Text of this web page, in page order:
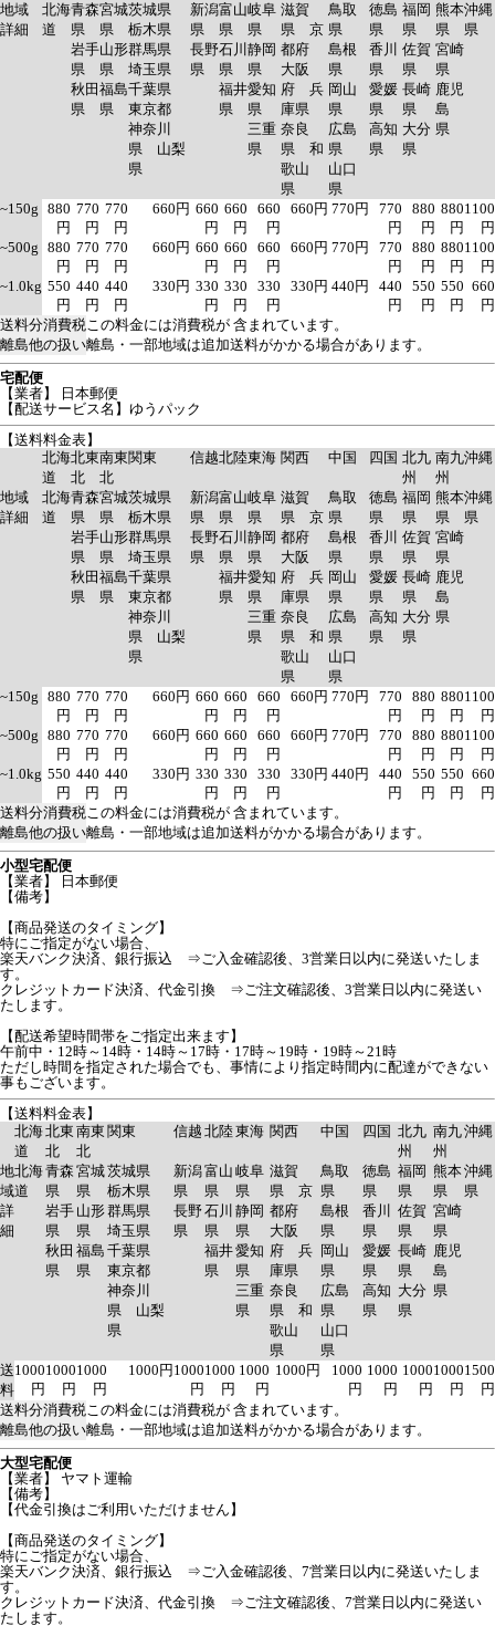
地域
詳細
北海
道
青森
県
岩手
県
秋田
県
宮城
県
山形
県
福島
県
茨城県
栃木県
群馬県
埼玉県
千葉県
東京都
神奈川
県 山梨
県
新潟
県
長野
県
富山
県
石川
県
福井
県
岐阜
県
静岡
県
愛知
県
三重
県
滋賀
県 京
都府
大阪
府 兵
庫県
奈良
県 和
歌山
県
鳥取
県
島根
県
岡山
県
広島
県
山口
県
徳島
県
香川
県
愛媛
県
高知
県
福岡
県
佐賀
県
長崎
県
大分
県
熊本
県
宮崎
県
鹿児
島
県
沖縄
県
~150g 880
円
770
円
770
円
660円 660
円
660
円
660
円
660円 770円
770
円
880
円
880
円
1100
円
~500g 880
円
770
円
770
円
660円 660
円
660
円
660
円
660円 770円
770
円
880
円
880
円
1100
円
~1.0kg 550
円
440
円
440
円
330円 330
円
330
円
330
円
330円 440円
440
円
550
円
550
円
660
円
送料分消費税この料金には消費税が 含まれています。
離島他の扱い離島・一部地域は追加送料がかかる場合があります。
宅配便
【業者】 日本郵便
【配送サービス名】ゆうパック
【送料料金表】
北海
道
北東
北
南東
北
関東 信越北陸東海 関西 中国 四国 北九
州
南九
州
沖縄
地域
詳細
北海
道
青森
県
岩手
県
秋田
県
宮城
県
山形
県
福島
県
茨城県
栃木県
群馬県
埼玉県
千葉県
東京都
神奈川
県 山梨
県
新潟
県
長野
県
富山
県
石川
県
福井
県
岐阜
県
静岡
県
愛知
県
三重
県
滋賀
県 京
都府
大阪
府 兵
庫県
奈良
県 和
歌山
県
鳥取
県
島根
県
岡山
県
広島
県
山口
県
徳島
県
香川
県
愛媛
県
高知
県
福岡
県
佐賀
県
長崎
県
大分
県
熊本
県
宮崎
県
鹿児
島
県
沖縄
県
~150g 880
円
770
円
770
円
660円 660
円
660
円
660
円
660円 770円
770
円
880
円
880
円
1100
円
~500g 880
円
770
円
770
円
660円 660
円
660
円
660
円
660円 770円
770
円
880
円
880
円
1100
円
~1.0kg 550
円
440
円
440
円
330円 330
円
330
円
330
円
330円 440円
440
円
550
円
550
円
660
円
送料分消費税この料金には消費税が 含まれています。
離島他の扱い離島・一部地域は追加送料がかかる場合があります。
小型宅配便
【業者】 日本郵便
【備考】
【商品発送のタイミング】
特にご指定がない場合、
楽天バンク決済、銀行振込 ⇒ご入金確認後、3営業日以内に発送いたしま
す。
クレジットカード決済、代金引換 ⇒ご注文確認後、3営業日以内に発送い
たします。
【配送希望時間帯をご指定出来ます】
午前中・12時～14時・14時～17時・17時～19時・19時～21時
ただし時間を指定された場合でも、事情により指定時間内に配達ができない
事もございます。
【送料料金表】
北海
道
北東
北
南東
北
関東 信越 北陸東海 関西 中国 四国 北九
州
南九
州
沖縄
地
域
詳
細
北海
道
青森
県
岩手
県
秋田
県
宮城
県
山形
県
福島
県
茨城県
栃木県
群馬県
埼玉県
千葉県
東京都
神奈川
県 山梨
県
新潟
県
長野
県
富山
県
石川
県
福井
県
岐阜
県
静岡
県
愛知
県
三重
県
滋賀
県 京
都府
大阪
府 兵
庫県
奈良
県 和
歌山
県
鳥取
県
島根
県
岡山
県
広島
県
山口
県
徳島
県
香川
県
愛媛
県
高知
県
福岡
県
佐賀
県
長崎
県
大分
県
熊本
県
宮崎
県
鹿児
島
県
沖縄
県
送
料
1000
円
1000
円
1000
円
1000円 1000
円
1000
円
1000
円
1000円
1000
円
1000
円
1000
円
1000
円
1500
円
送料分消費税この料金には消費税が 含まれています。
離島他の扱い離島・一部地域は追加送料がかかる場合があります。
大型宅配便
【業者】 ヤマト運輸
【備考】
【代金引換はご利用いただけません】
【商品発送のタイミング】
特にご指定がない場合、
楽天バンク決済、銀行振込 ⇒ご入金確認後、7営業日以内に発送いたしま
す。
クレジットカード決済、代金引換 ⇒ご注文確認後、7営業日以内に発送い
たします。